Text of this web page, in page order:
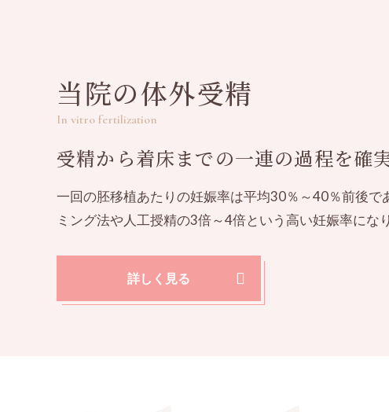
当院の体外受精
In vitro fertilization
受精から着床までの一連の過程を確
一回の胚移植あたりの妊娠率は平均30％～40％前後で
ミング法や人工授精の3倍～4倍という高い妊娠率にな
詳しく見る